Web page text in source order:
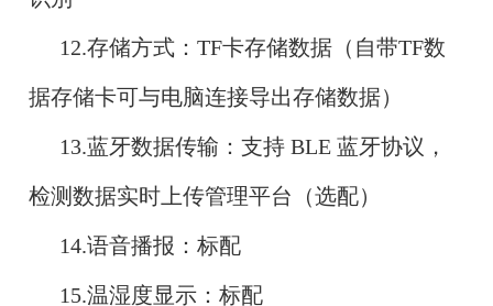
12.存储方式：TF卡存储数据（自带TF数
据存储卡可与电脑连接导出存储数据）
13.蓝牙数据传输：支持 BLE 蓝牙协议，
检测数据实时上传管理平台（选配）
14.语音播报：标配
15.温湿度显示：标配